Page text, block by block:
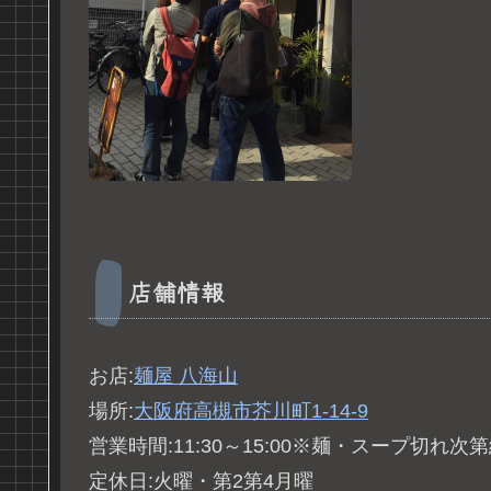
店舗情報
お店:麺屋 八海山
場所:大阪府高槻市芥川町1-14-9
営業時間:11:30～15:00※麺・スープ切れ次
定休日:火曜・第2第4月曜